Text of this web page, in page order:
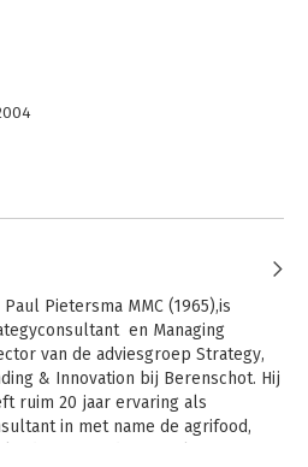
Paul Pietersma MMC (1965),is
en Managing
van de adviesgroep Strategy,
& Innovation bij Berenschot. Hij
ruim 20 jaar ervaring als
in met name de agrifood,